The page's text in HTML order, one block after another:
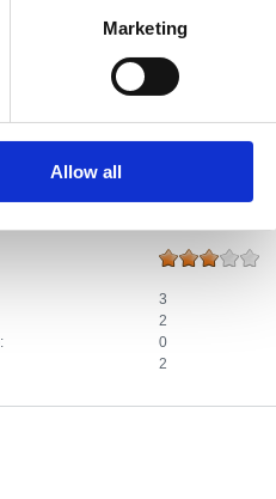
Marketing
Allow all
sportowej:500
:
rozrywkowej :500
3
2
0
2